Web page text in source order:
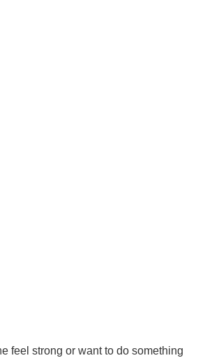
feel strong or want to do something